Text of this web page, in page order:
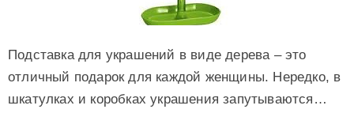
Подставка для украшений в виде дерева – это
отличный подарок для каждой женщины. Нередко, в
шкатулках и коробках украшения запутываются…